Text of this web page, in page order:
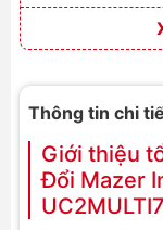
Thông tin chi
Giới thiệu
Đổi Mazer